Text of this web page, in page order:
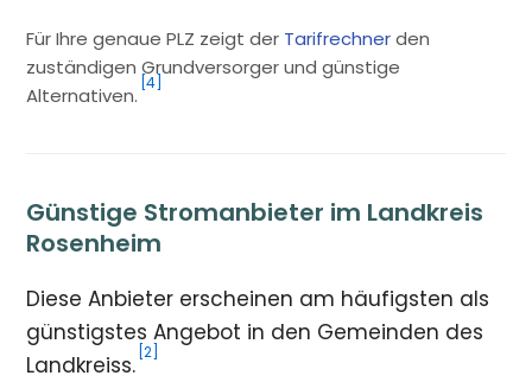
Für Ihre genaue PLZ zeigt der Tarifrechnerden
zuständigen Grundversorger und günstige
Alternativen.
[4]
Günstige Stromanbieter im Landkreis
Rosenheim
Diese Anbieter erscheinen am häufigsten als
günstigstes Angebot in den Gemeinden des
Landkreiss. [2]